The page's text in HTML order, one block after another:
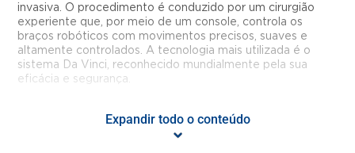
invasiva. O procedimento é conduzido por um cirurgião
experiente que, por meio de um console, controla os
braços robóticos com movimentos precisos, suaves e
altamente controlados. A tecnologia mais utilizada é o
sistema Da Vinci, reconhecido mundialmente pela sua
eficácia e segurança.
Quais são os principais
Expandir todo o conteúdo